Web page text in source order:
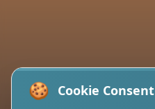
🍪 Cookie Consent